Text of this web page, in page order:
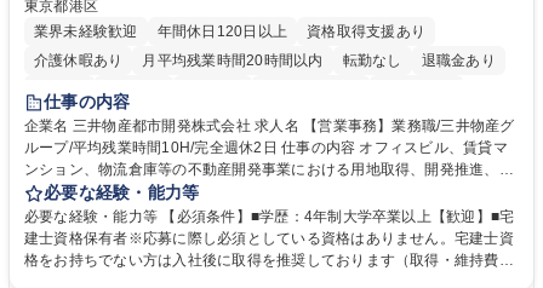
東京都港区
業界未経験歓迎
年間休日120日以上
資格取得支援あり
介護休暇あり
月平均残業時間20時間以内 転勤なし
退職金あり
在宅OK
賞与あり
駅近5分以内
土日祝休み 寮・社宅あり
仕事の内容
企業名 三井物産都市開発株式会社 求人名 【営業事務】業務職/三井物産グ
ループ/平均残業時間10H/完全週休2日 仕事の内容 オフィスビル、賃貸マ
ンション、物流倉庫等の不動産開発事業における用地取得、開発推進、賃
貸運営、売却、仲介・活用提案等を行う営業部門において事務業務を担当
いただきます。 【詳細】・契約書管理、契約書製本、捺印対応、ファイリ
ング、登記簿取得、調書取得・支払業務（各種費用支払、支払管理、請
求・支払データ登録、取引先マスター申請対応）・予算作成及び予実管
必要な経験・能力等
必要な経験・能力等 【必須条件】■学歴：4年制大学卒業以上【歓迎】■宅
建士資格保有者※応募に際し必須としている資格はありません。宅建士資
格をお持ちでない方は入社後に取得を推奨しております（取得・維持費用